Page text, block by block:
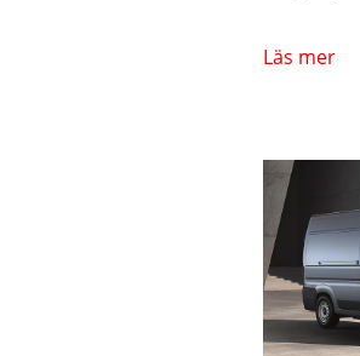
Läs mer